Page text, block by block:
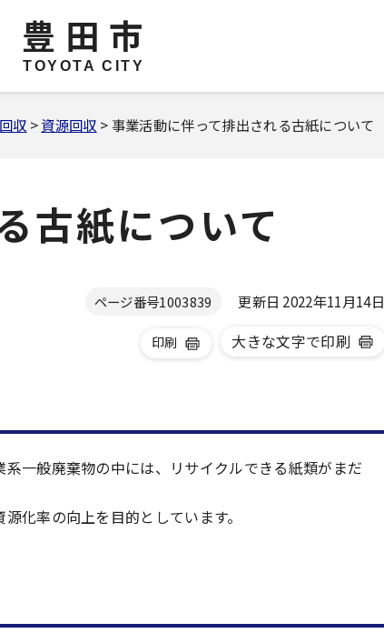
豊田市
TOYOTA CITY
収 >資源回収 > 事業活動に伴って排出される古紙について
古紙について
ページ番号1003839 更新日 2022年11月14日
印刷 大きな文字で印刷
一般廃棄物の中には、リサイクルできる紙類がまだ
化率の向上を目的としています。